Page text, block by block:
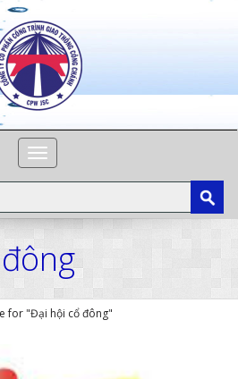
Toggle
navigation
for "Đại hội cổ đông"